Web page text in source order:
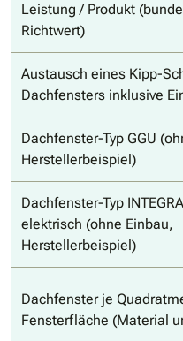
Leistung / Produkt
Richtwert)
Austausch eines Kipp-
Dachfensters inklusive
Dachfenster-Typ GGU
Herstellerbeispiel)
Dachfenster-Typ
elektrisch (ohne Einbau,
Herstellerbeispiel)
Dachfenster je
Fensterfläche (Material